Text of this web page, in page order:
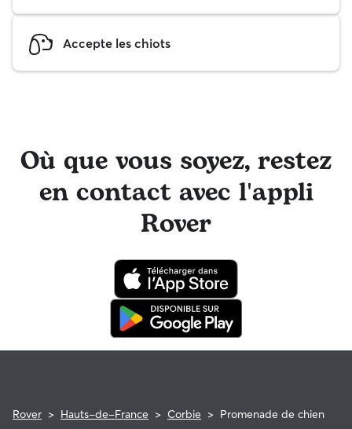
Accepte les chiots
Où que vous soyez, restez
en contact avec l'appli
Rover
Rover > Hauts-de-France > Corbie > Promenade de chien